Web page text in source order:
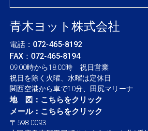
青木ヨット株式会社
電話： 072-465-8192
FAX：072-465-8194
09:00時から18:00時 祝日営業
祝日を除く火曜、水曜は定休日
関西空港から車で10分、田尻マリーナ
地 図： こちらをクリック
メール： こちらをクリック
〒598-0093